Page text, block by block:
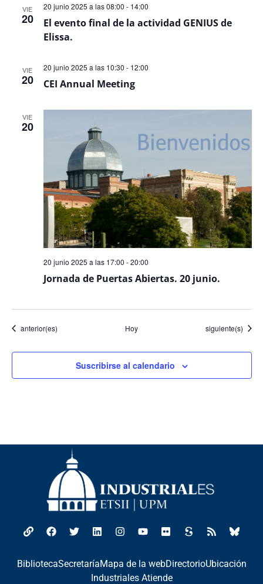
VIE
20
El evento final de la actividad GENIUS de
Elissa.
20 junio 2025 a las 08:00 - 14:00
VIE
20 CEI Annual Meeting
20 junio 2025 a las 10:30 - 12:00
VIE
20
Jornada de Puertas Abiertas. 20 junio.
20 junio 2025 a las 17:00 -20:00
Eventos
anterior(es) Hoy Eventos
siguiente(s)
Suscribirse al calendario
BibliotecaSecretaríaMapa de la webDirectorioUbicación
Industriales Atiende